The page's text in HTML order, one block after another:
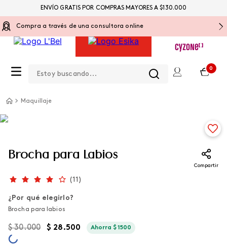
Compra a través de una consultora online
0
ENVÍO GRATIS POR COMPRAS MAYORES A $130.000
Maquillaje
Brocha para Labios
Compartir
(11 )
¿Por qué elegirlo?
Brocha para labios
$ 30.000 $ 28.500 Ahorra$1500